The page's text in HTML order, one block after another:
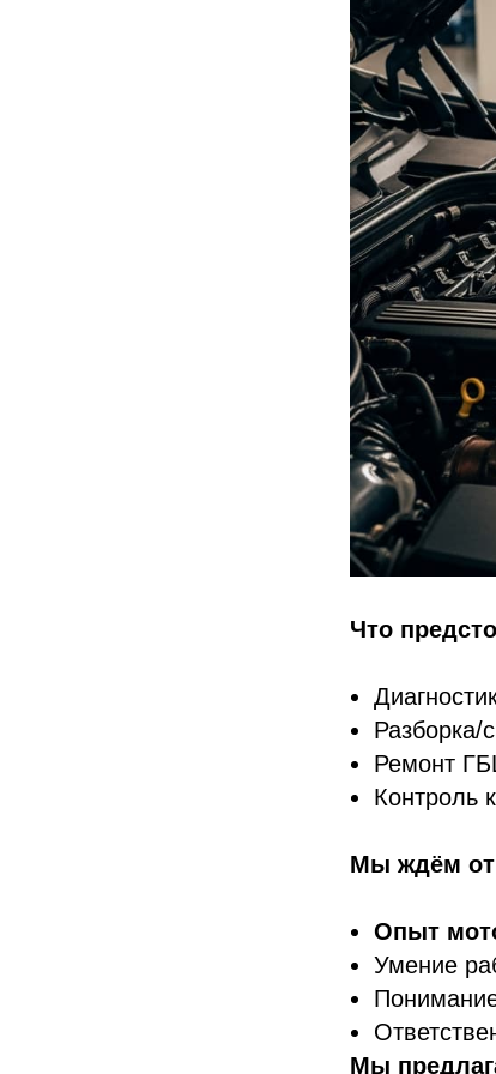
Что
Разборка/
Ремонт
Контроль
Мы ждём от
Опыт
Умение
Мы